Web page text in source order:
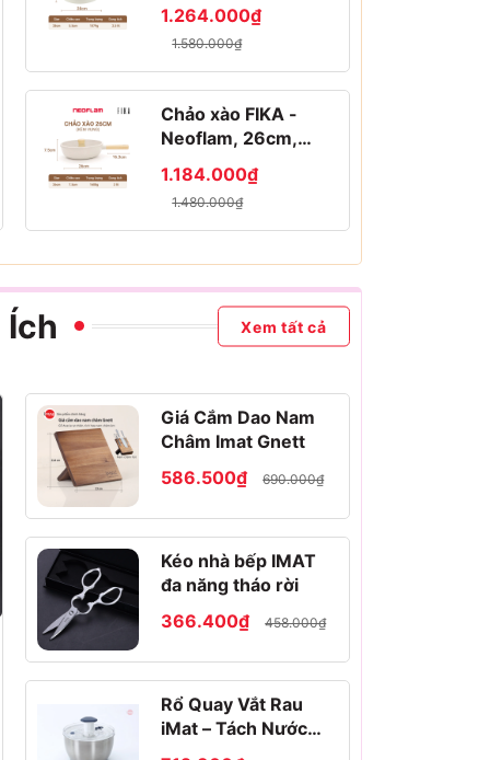
1.264.000₫
1.580.000₫
Chảo xào FIKA -
Neoflam, 26cm,
1.184.000₫
1.480.000₫
Ích Xem tất cả
Giá Cắm Dao Nam
Châm Imat Gnett
586.500₫
690.000₫
Kéo nhà bếp IMAT
đa năng tháo rời
366.400₫
458.000₫
Rổ Quay Vắt Rau
iMat – Tách Nước